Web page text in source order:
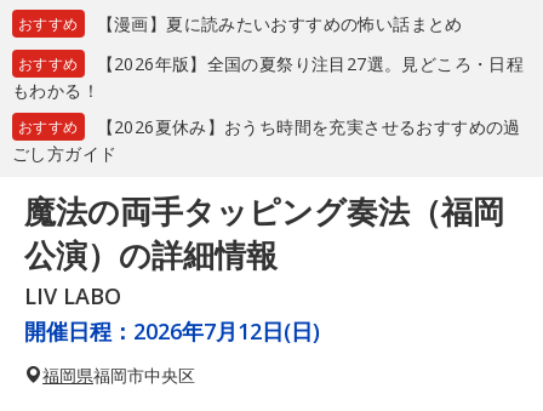
おすすめ 【漫画】夏に読みたいおすすめの怖い話まとめ
おすすめ
【2026年版】全国の夏祭り注目27選。見どころ・日程
もわかる！
おすすめ
【2026夏休み】おうち時間を充実させるおすすめの過
ごし方ガイド
魔法の両手タッピング奏法（福岡
公演）の詳細情報
LIV LABO
開催日程： 2026年7月12日(日)
福岡県福岡市中央区